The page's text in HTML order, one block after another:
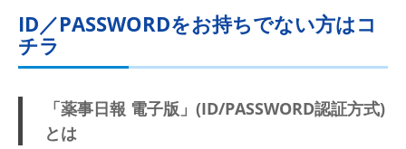
ID／PASSWORDをお持ちでない方はコ
チラ
「薬事日報 電子版」(ID/PASSWORD認証方式)
とは